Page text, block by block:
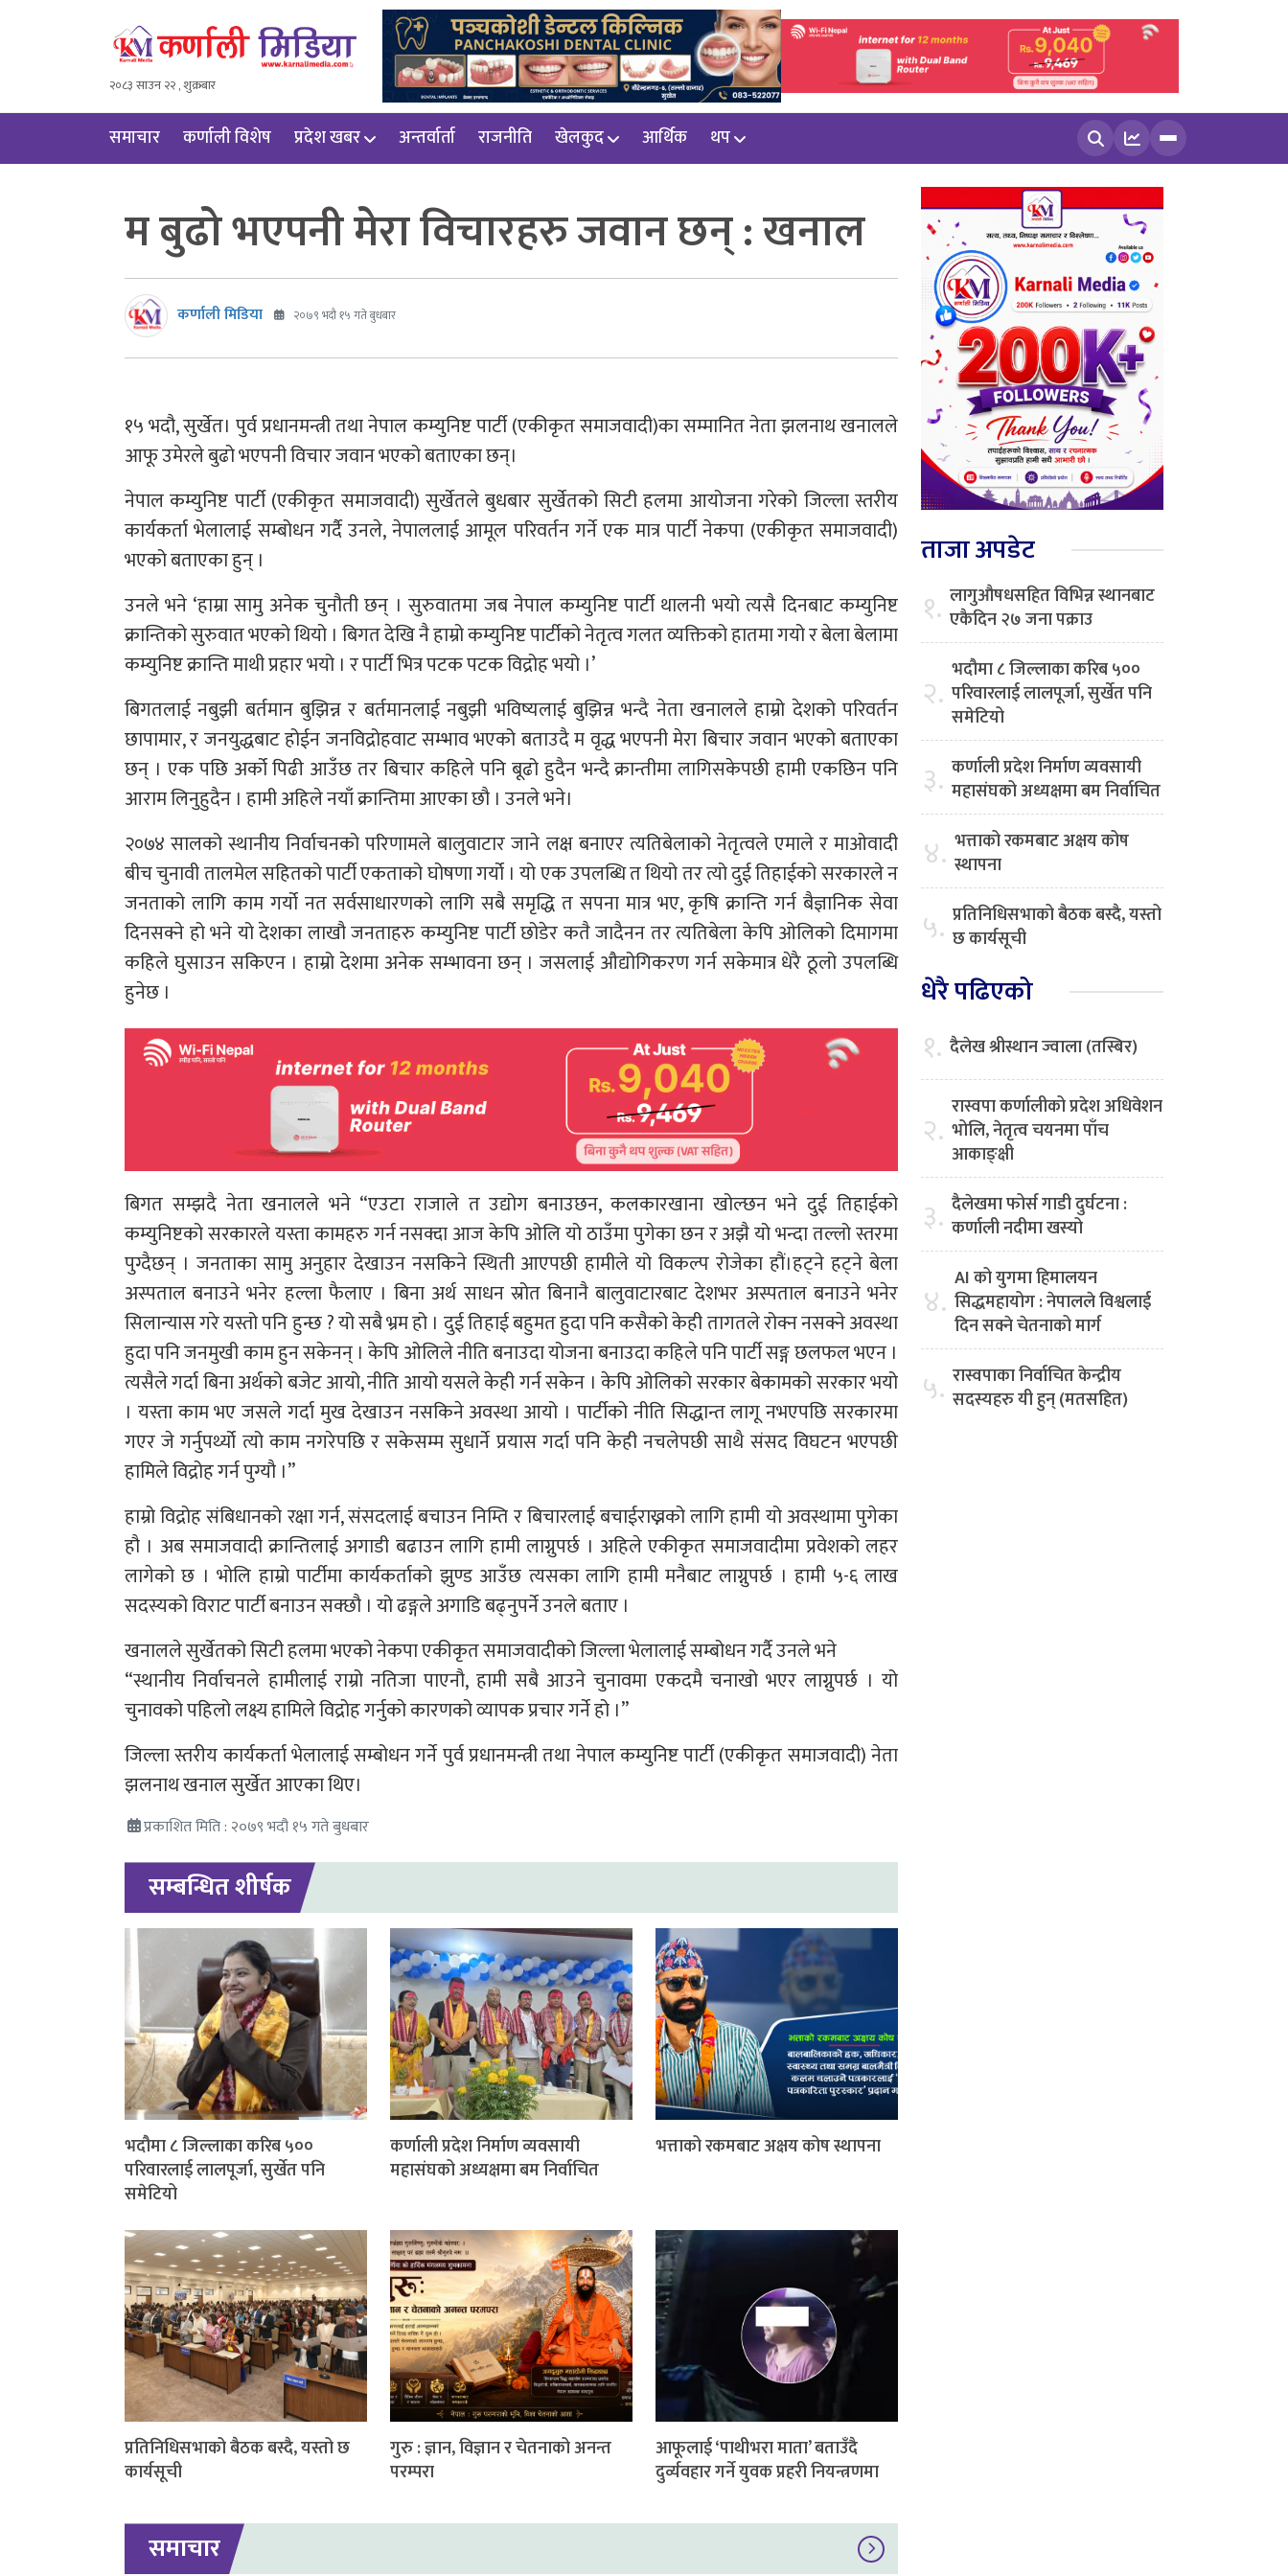
२०८३ साउन २२ , शुक्रबार
समाचार कर्णाली विशेष प्रदेश खबर अन्तर्वार्ता राजनीति खेलकुद आर्थिक थप
खोज्नुहोस
म बुढो भएपनी मेरा विचारहरु जवान छन् : खनाल
कर्णाली मिडिया २०७९ भदौ १५ गते बुधबार
१५ भदौ, सुर्खेत। पुर्व प्रधानमन्त्री तथा नेपाल कम्युनिष्ट पार्टी (एकीकृत समाजवादी)का सम्मानित नेता झलनाथ खनालले
आफू उमेरले बुढो भएपनी विचार जवान भएको बताएका छन्।
नेपाल कम्युनिष्ट पार्टी (एकीकृत समाजवादी) सुर्खेतले बुधबार सुर्खेतको सिटी हलमा आयोजना गरेको जिल्ला स्तरीय
कार्यकर्ता भेलालाई सम्बोधन गर्दै उनले, नेपाललाई आमूल परिवर्तन गर्ने एक मात्र पार्टी नेकपा (एकीकृत समाजवादी)
भएको बताएका हुन् ।
उनले भने ‘हाम्रा सामु अनेक चुनौती छन् । सुरुवातमा जब नेपाल कम्युनिष्ट पार्टी थालनी भयो त्यसै दिनबाट कम्युनिष्ट
क्रान्तिको सुरुवात भएको थियो । बिगत देखि नै हाम्रो कम्युनिष्ट पार्टीको नेतृत्व गलत व्यक्तिको हातमा गयो र बेला बेलामा
कम्युनिष्ट क्रान्ति माथी प्रहार भयो । र पार्टी भित्र पटक पटक विद्रोह भयो ।’
बिगतलाई नबुझी बर्तमान बुझिन्न र बर्तमानलाई नबुझी भविष्यलाई बुझिन्न भन्दै नेता खनालले हाम्रो देशको परिवर्तन
छापामार, र जनयुद्धबाट होईन जनविद्रोहवाट सम्भाव भएको बताउदै म वृद्ध भएपनी मेरा बिचार जवान भएको बताएका
छन् । एक पछि अर्को पिढी आउँछ तर बिचार कहिले पनि बूढो हुदैन भन्दै क्रान्तीमा लागिसकेपछी हामी एकछिन पनि
आराम लिनुहुदैन । हामी अहिले नयाँ क्रान्तिमा आएका छौ । उनले भने।
२०७४ सालको स्थानीय निर्वाचनको परिणामले बालुवाटार जाने लक्ष बनाएर त्यतिबेलाको नेतृत्वले एमाले र माओवादी
बीच चुनावी तालमेल सहितको पार्टी एकताको घोषणा गर्यो । यो एक उपलब्धि त थियो तर त्यो दुई तिहाईको सरकारले न
जनताको लागि काम गर्यो नत सर्वसाधारणको लागि सबै समृद्धि त सपना मात्र भए, कृषि क्रान्ति गर्न बैज्ञानिक सेवा
दिनसक्ने हो भने यो देशका लाखौ जनताहरु कम्युनिष्ट पार्टी छोडेर कतै जादैनन तर त्यतिबेला केपि ओलिको दिमागमा
कहिले घुसाउन सकिएन । हाम्रो देशमा अनेक सम्भावना छन् । जसलाई औद्योगिकरण गर्न सकेमात्र धेरै ठूलो उपलब्धि
हुनेछ ।
बिगत सम्झदै नेता खनालले भने “एउटा राजाले त उद्योग बनाउछन, कलकारखाना खोल्छन भने दुई तिहाईको
कम्युनिष्टको सरकारले यस्ता कामहरु गर्न नसक्दा आज केपि ओलि यो ठाउँमा पुगेका छन र अझै यो भन्दा तल्लो स्तरमा
पुग्दैछन् । जनताका सामु अनुहार देखाउन नसकिने स्थिती आएपछी हामीले यो विकल्प रोजेका हौं।हट्ने हट्ने बेला
अस्पताल बनाउने भनेर हल्ला फैलाए । बिना अर्थ साधन स्रोत बिनानै बालुवाटारबाट देशभर अस्पताल बनाउने भनेर
सिलान्यास गरे यस्तो पनि हुन्छ ? यो सबै भ्रम हो । दुई तिहाई बहुमत हुदा पनि कसैको केही तागतले रोक्न नसक्ने अवस्था
हुदा पनि जनमुखी काम हुन सकेनन् । केपि ओलिले नीति बनाउदा योजना बनाउदा कहिले पनि पार्टी सङ्ग छलफल भएन ।
त्यसैले गर्दा बिना अर्थको बजेट आयो, नीति आयो यसले केही गर्न सकेन । केपि ओलिको सरकार बेकामको सरकार भयो
। यस्ता काम भए जसले गर्दा मुख देखाउन नसकिने अवस्था आयो । पार्टीको नीति सिद्धान्त लागू नभएपछि सरकारमा
गएर जे गर्नुपर्थ्यो त्यो काम नगरेपछि र सकेसम्म सुधार्ने प्रयास गर्दा पनि केही नचलेपछी साथै संसद विघटन भएपछी
हामिले विद्रोह गर्न पुग्यौ ।”
हाम्रो विद्रोह संबिधानको रक्षा गर्न, संसदलाई बचाउन निम्ति र बिचारलाई बचाईराख्नको लागि हामी यो अवस्थामा पुगेका
हौ । अब समाजवादी क्रान्तिलाई अगाडी बढाउन लागि हामी लाग्नुपर्छ । अहिले एकीकृत समाजवादीमा प्रवेशको लहर
लागेको छ । भोलि हाम्रो पार्टीमा कार्यकर्ताको झुण्ड आउँछ त्यसका लागि हामी मनैबाट लाग्नुपर्छ । हामी ५-६ लाख
सदस्यको विराट पार्टी बनाउन सक्छौ । यो ढङ्गले अगाडि बढ्नुपर्ने उनले बताए ।
खनालले सुर्खेतको सिटी हलमा भएको नेकपा एकीकृत समाजवादीको जिल्ला भेलालाई सम्बोधन गर्दै उनले भने
“स्थानीय निर्वाचनले हामीलाई राम्रो नतिजा पाएनौ, हामी सबै आउने चुनावमा एकदमै चनाखो भएर लाग्नुपर्छ । यो
चुनावको पहिलो लक्ष्य हामिले विद्रोह गर्नुको कारणको व्यापक प्रचार गर्ने हो ।”
जिल्ला स्तरीय कार्यकर्ता भेलालाई सम्बोधन गर्ने पुर्व प्रधानमन्त्री तथा नेपाल कम्युनिष्ट पार्टी (एकीकृत समाजवादी) नेता
झलनाथ खनाल सुर्खेत आएका थिए।
प्रकाशित मिति : २०७९ भदौ १५ गते बुधबार
सम्बन्धित शीर्षक
भदौमा ८ जिल्लाका करिब ५००
परिवारलाई लालपूर्जा, सुर्खेत पनि
समेटियो
कर्णाली प्रदेश निर्माण व्यवसायी
महासंघको अध्यक्षमा बम निर्वाचित
भत्ताको रकमबाट अक्षय कोष स्थापना
प्रतिनिधिसभाको बैठक बस्दै, यस्तो छ
कार्यसूची
गुरु : ज्ञान, विज्ञान र चेतनाको अनन्त
परम्परा
आफूलाई ‘पाथीभरा माता’ बताउँदै
दुर्व्यवहार गर्ने युवक प्रहरी नियन्त्रणमा
समाचार
ताजा अपडेट
१. लागुऔषधसहित विभिन्न स्थानबाट
एकैदिन २७ जना पक्राउ
२. भदौमा ८ जिल्लाका करिब ५००
परिवारलाई लालपूर्जा, सुर्खेत पनि
समेटियो
३. कर्णाली प्रदेश निर्माण व्यवसायी
महासंघको अध्यक्षमा बम निर्वाचित
४. भत्ताको रकमबाट अक्षय कोष
स्थापना
५. प्रतिनिधिसभाको बैठक बस्दै, यस्तो
छ कार्यसूची
धेरै पढिएको
१. दैलेख श्रीस्थान ज्वाला (तस्बिर)
२. रास्वपा कर्णालीको प्रदेश अधिवेशन
भोलि, नेतृत्व चयनमा पाँच
आकाङ्क्षी
३. दैलेखमा फोर्स गाडी दुर्घटना :
कर्णाली नदीमा खस्यो
४. AI को युगमा हिमालयन
सिद्धमहायोग : नेपालले विश्वलाई
दिन सक्ने चेतनाको मार्ग
५. रास्वपाका निर्वाचित केन्द्रीय
सदस्यहरु यी हुन् (मतसहित)